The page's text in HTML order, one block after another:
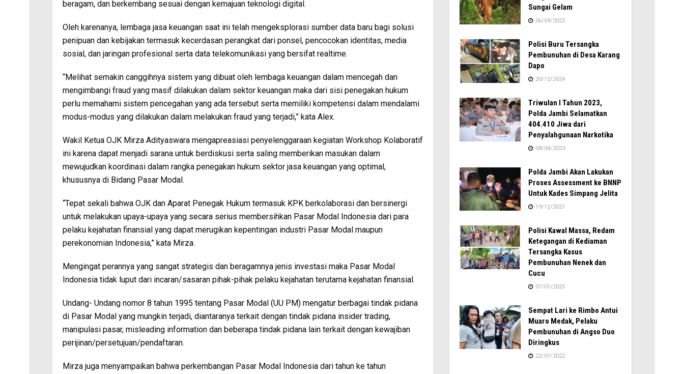
beragam, dan berkembang sesuai dengan kemajuan teknologi digital.
Oleh karenanya, lembaga jasa keuangan saat ini telah mengeksplorasi sumber data baru bagi solusi
penipuan dan kebijakan termasuk kecerdasan perangkat dari ponsel, pencocokan identitas, media
sosial, dan jaringan profesional serta data telekomunikasi yang bersifat realtime.
“Melihat semakin canggihnya sistem yang dibuat oleh lembaga keuangan dalam mencegah dan
mengimbangi fraud yang masif dilakukan dalam sektor keuangan maka dari sisi penegakan hukum
perlu memahami sistem pencegahan yang ada tersebut serta memiliki kompetensi dalam mendalami
modus-modus yang dilakukan dalam melakukan fraud yang terjadi,” kata Alex.
Wakil Ketua OJK Mirza Adityaswara mengapreasiasi penyelenggaraan kegiatan Workshop Kolaboratif
ini karena dapat menjadi sarana untuk berdiskusi serta saling memberikan masukan dalam
mewujudkan koordinasi dalam rangka penegakan hukum sektor jasa keuangan yang optimal,
khususnya di Bidang Pasar Modal.
“Tepat sekali bahwa OJK dan Aparat Penegak Hukum termasuk KPK berkolaborasi dan bersinergi
untuk melakukan upaya-upaya yang secara serius membersihkan Pasar Modal Indonesia dari para
pelaku kejahatan finansial yang dapat merugikan kepentingan industri Pasar Modal maupun
perekonomian Indonesia,” kata Mirza.
Mengingat perannya yang sangat strategis dan beragamnya jenis investasi maka Pasar Modal
Indonesia tidak luput dari incaran/sasaran pihak-pihak pelaku kejahatan terutama kejahatan finansial.
Undang- Undang nomor 8 tahun 1995 tentang Pasar Modal (UU PM) mengatur berbagai tindak pidana
di Pasar Modal yang mungkin terjadi, diantaranya terkait dengan tindak pidana insider trading,
manipulasi pasar, misleading information dan beberapa tindak pidana lain terkait dengan kewajiban
perijinan/persetujuan/pendaftaran.
Mirza juga menyampaikan bahwa perkembangan Pasar Modal Indonesia dari tahun ke tahun
Sungai Gelam
06/04/2022
Polisi Buru Tersangka
Pembunuhan di Desa Karang
Dapo
20/12/2024
Triwulan I Tahun 2023,
Polda Jambi Selamatkan
404.410 Jiwa dari
Penyalahgunaan Narkotika
08/04/2023
Polda Jambi Akan Lakukan
Proses Assessment ke BNNP
Untuk Kades Simpang Jelita
19/12/2021
Polisi Kawal Massa, Redam
Ketegangan di Kediaman
Tersangka Kasus
Pembunuhan Nenek dan
Cucu
07/01/2025
Sempat Lari ke Rimbo Antui
Muaro Medak, Pelaku
Pembunuhan di Angso Duo
Diringkus
22/01/2022